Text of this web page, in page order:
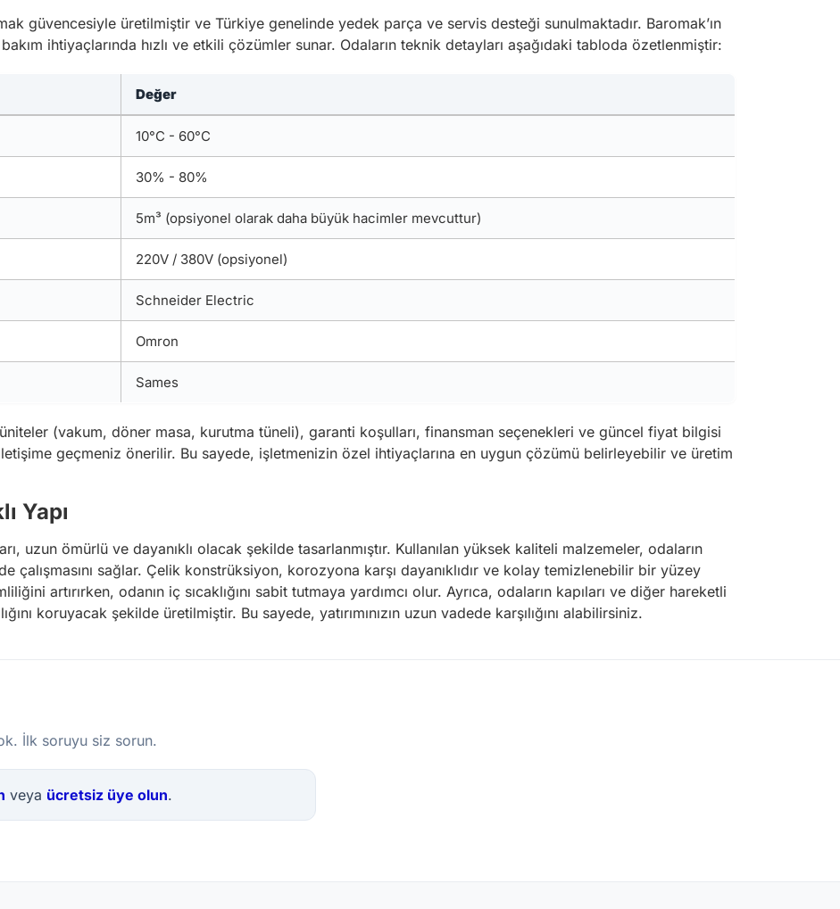
güvencesiyle üretilmiştir ve Türkiye genelinde yedek parça ve servis desteği sunulmaktadır. Baromak’ın
ihtiyaçlarında hızlı ve etkili çözümler sunar. Odaların teknik detayları aşağıdaki tabloda özetlenmiştir:
Değer
10°C - 60°C
30% - 80%
5m³ (opsiyonel olarak daha büyük hacimler mevcuttur)
220V / 380V (opsiyonel)
Schneider Electric
Omron
Sames
(vakum, döner masa, kurutma tüneli), garanti koşulları, finansman seçenekleri ve güncel fiyat bilgisi
geçmeniz önerilir. Bu sayede, işletmenizin özel ihtiyaçlarına en uygun çözümü belirleyebilir ve üretim
Yapı
uzun ömürlü ve dayanıklı olacak şekilde tasarlanmıştır. Kullanılan yüksek kaliteli malzemeler, odaların
çalışmasını sağlar. Çelik konstrüksiyon, korozyona karşı dayanıklıdır ve kolay temizlenebilir bir yüzey
artırırken, odanın iç sıcaklığını sabit tutmaya yardımcı olur. Ayrıca, odaların kapıları ve diğer hareketli
koruyacak şekilde üretilmiştir. Bu sayede, yatırımınızın uzun vadede karşılığını alabilirsiniz.
İlk soruyu siz sorun.
veya ücretsiz üye olun.